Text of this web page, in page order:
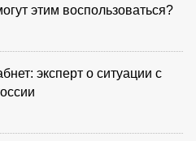
этим воспользоваться?
эксперт о ситуации с